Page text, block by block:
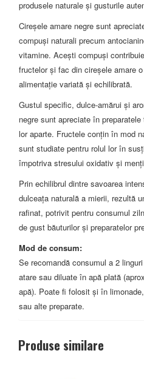
produsele naturale și gusturile
Cireșele amare negre sunt
compuși naturali precum
vitamine. Acești compuși
fructelor și fac din cireșele amare
alimentație variată și echilibrată.
Gustul specific, dulce-amărui și
negre sunt apreciate în
lor aparte. Fructele conțin în mod
sunt studiate pentru rolul lor în
împotriva stresului oxidativ și
Prin echilibrul dintre savoarea
dulceața naturală a mierii, rezultă
rafinat, potrivit pentru consumul
de gust băuturilor și preparatelor
Mod de consum:
Se recomandă consumul a 2
atare sau diluate în apă plată
apă). Poate fi folosit și în
sau alte preparate.
Produse similare